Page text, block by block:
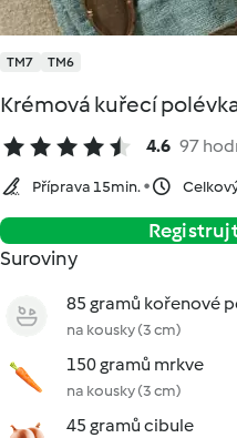
TM7 TM6
Krémová kuřecí
4.6 97
Příprava 15min.
Suroviny
85 gramů kořenové
na kousky (3 cm)
150 gramů mrkve
na kousky (3 cm)
45 gramů cibule